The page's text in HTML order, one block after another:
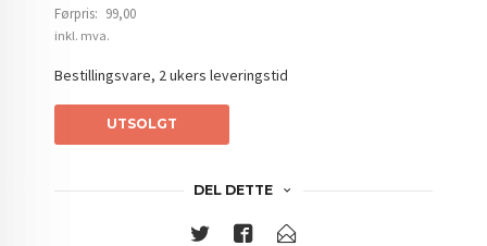
Førpris: 99,00
Rabatt
inkl. mva.
Bestillingsvare, 2 ukers leveringstid
UTSOLGT
DEL DETTE